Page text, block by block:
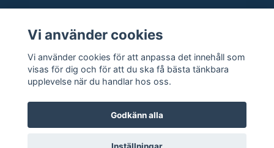
Sociala medier
© 2026 DELMARDOGS
Vi använder cookies
Vi använder cookies för att anpassa det innehåll som
visas för dig och för att du ska få bästa tänkbara
upplevelse när du handlar hos oss.
Godkänn alla